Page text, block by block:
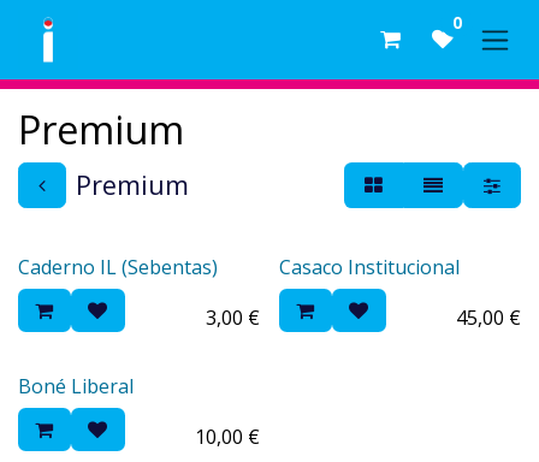
Skip to Content 0
Premium
Premium
Caderno IL (Sebentas)
3,00 €
Casaco Institucional
45,00 €
Boné Liberal
10,00 €